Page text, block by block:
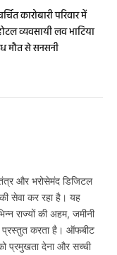
कारोबारी परिवार में
व्यवसायी लव भाटिया
मौत से सनसनी
और भरोसेमंद डिजिटल
सेवा कर रहा है। यह
राज्यों की अहम, जमीनी
प्रस्तुत करता है। ऑफबीट
प्रमुखता देना और सच्ची